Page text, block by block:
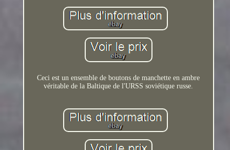
Ceci est un ensemble de boutons de manchette en ambre
véritable de la Baltique de l'URSS soviétique russe.